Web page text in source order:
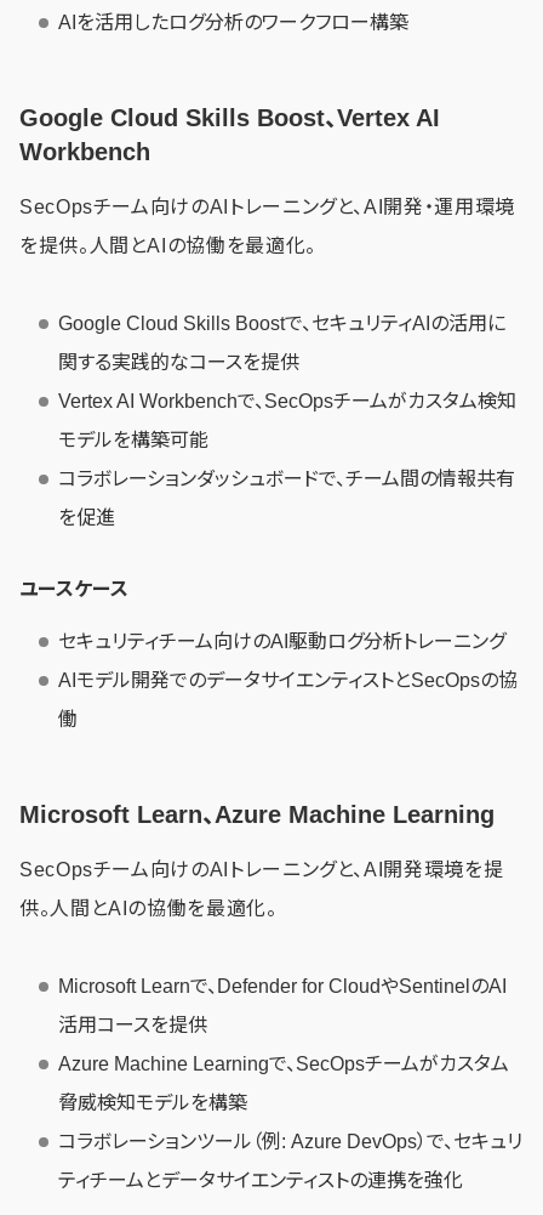
AIを活用したログ分析のワークフロー構築
Google Cloud Skills Boost、Vertex AI
Workbench
SecOpsチーム向けのAIトレーニングと、AI開発・運用環境
を提供。人間とAIの協働を最適化。
Google Cloud Skills Boostで、セキュリティAIの活用に
関する実践的なコースを提供
Vertex AI Workbenchで、SecOpsチームがカスタム検知
モデルを構築可能
コラボレーションダッシュボードで、チーム間の情報共有
を促進
ユースケース
セキュリティチーム向けのAI駆動ログ分析トレーニング
AIモデル開発でのデータサイエンティストとSecOpsの協
働
Microsoft Learn、Azure Machine Learning
SecOpsチーム向けのAIトレーニングと、AI開発環境を提
供。人間とAIの協働を最適化。
Microsoft Learnで、Defender for CloudやSentinelのAI
活用コースを提供
Azure Machine Learningで、SecOpsチームがカスタム
脅威検知モデルを構築
コラボレーションツール（例: Azure DevOps）で、セキュリ
ティチームとデータサイエンティストの連携を強化